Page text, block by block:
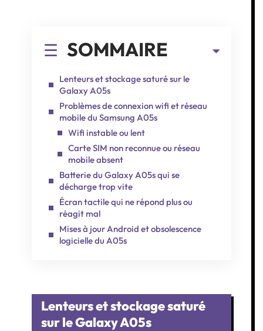
SOMMAIRE
Lenteurs et stockage saturé sur le
Galaxy A05s
Problèmes de connexion wifi et réseau
mobile du Samsung A05s
Wifi instable ou lent
Carte SIM non reconnue ou réseau
mobile absent
Batterie du Galaxy A05s qui se
décharge trop vite
Écran tactile qui ne répond plus ou
réagit mal
Mises à jour Android et obsolescence
logicielle du A05s
Lenteurs et stockage saturé
sur le Galaxy A05s